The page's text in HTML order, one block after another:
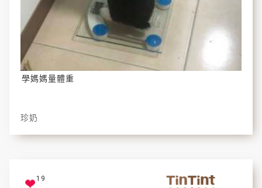
學媽媽量體重
珍奶
19